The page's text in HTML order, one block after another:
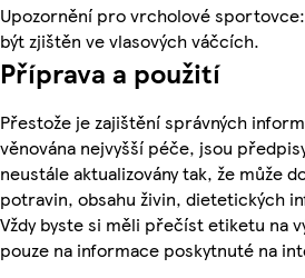
Upozornění pro vrcholové
být zjištěn ve vlasových váčcích.
Příprava a použití
Přestože je zajištění správných
věnována nejvyšší péče, jsou
neustále aktualizovány tak, že může
potravin, obsahu živin, dietetických
Vždy byste si měli přečíst etiketu na
pouze na informace poskytnuté na